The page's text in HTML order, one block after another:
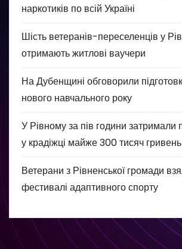
наркотиків по всій Україні
Шість ветеранів-переселенців у
отримають житлові ваучери
На Дубенщині обговорили
нового навчального року
У Рівному за пів години затримали
у крадіжці майже 300 тисяч гривень
Ветерани з Рівненської громади
фестивалі адаптивного спорту